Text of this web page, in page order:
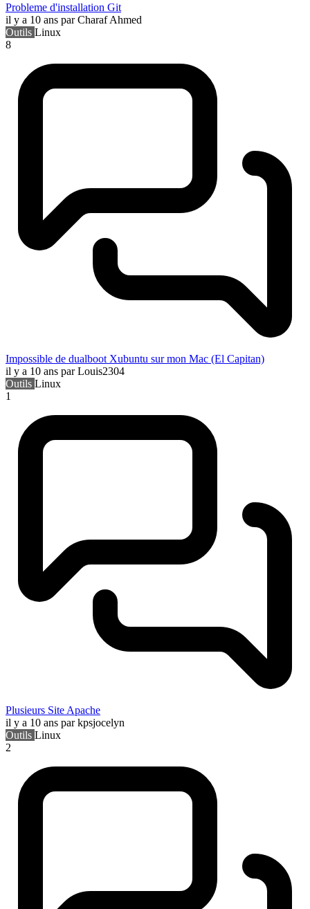
Probleme d'installation Git
il y a 10 ans par Charaf Ahmed
Outils Linux
8
Impossible de dualboot Xubuntu sur mon Mac (El Capitan)
il y a 10 ans par Louis2304
Outils Linux
1
Plusieurs Site Apache
il y a 10 ans par kpsjocelyn
Outils Linux
2